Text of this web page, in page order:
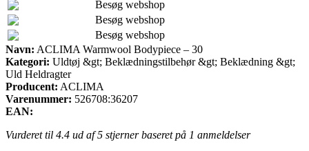
Besøg webshop
Besøg webshop
Besøg webshop
Navn: ACLIMA Warmwool Bodypiece – 30
Kategori: Uldtøj &gt; Beklædningstilbehør &gt; Beklædning &gt;
Uld Heldragter
Producent: ACLIMA
Varenummer: 526708:36207
EAN:
Vurderet til 4.4 ud af 5 stjerner baseret på 1 anmeldelser